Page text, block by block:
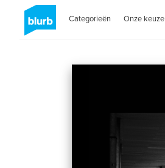
Categorieën Onze keuze